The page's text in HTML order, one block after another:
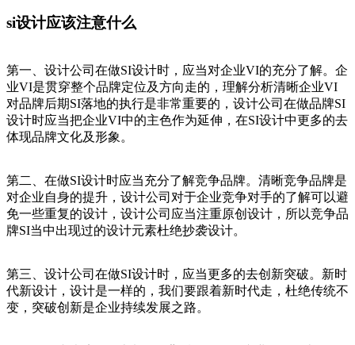
si设计应该注意什么
第一、设计公司在做SI设计时，应当对企业VI的充分了解。企
业VI是贯穿整个品牌定位及方向走的，理解分析清晰企业VI
对品牌后期SI落地的执行是非常重要的，设计公司在做品牌SI
设计时应当把企业VI中的主色作为延伸，在SI设计中更多的去
体现品牌文化及形象。
第二、在做SI设计时应当充分了解竞争品牌。清晰竞争品牌是
对企业自身的提升，设计公司对于企业竞争对手的了解可以避
免一些重复的设计，设计公司应当注重原创设计，所以竞争品
牌SI当中出现过的设计元素杜绝抄袭设计。
第三、设计公司在做SI设计时，应当更多的去创新突破。新时
代新设计，设计是一样的，我们要跟着新时代走，杜绝传统不
变，突破创新是企业持续发展之路。